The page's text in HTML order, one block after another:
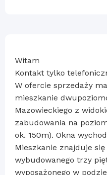
Witam
Kontakt tylko
W ofercie sprzedaży
mieszkanie
Mazowieckiego z
zabudowania na
ok. 150m). Okna
Mieszkanie znajduje
wybudowanego trzy
wyposażonego w